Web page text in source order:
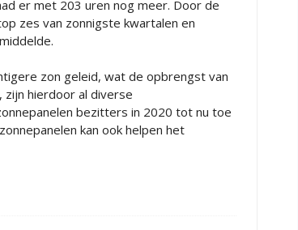
er met 203 uren nog meer. Door de
zes van zonnigste kwartalen en
zon geleid, wat de opbrengst van
hierdoor al diverse
bezitters in 2020 tot nu toe
kan ook helpen het